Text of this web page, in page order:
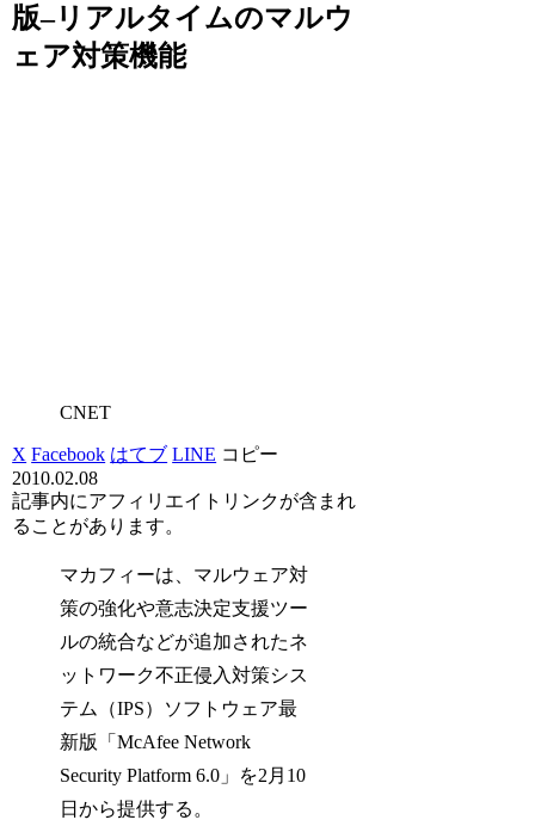
版–リアルタイムのマルウ
ェア対策機能
CNET
X Facebook はてブ LINE コピー
2010.02.08
記事内にアフィリエイトリンクが含まれ
ることがあります。
マカフィーは、マルウェア対
策の強化や意志決定支援ツー
ルの統合などが追加されたネ
ットワーク不正侵入対策シス
テム（IPS）ソフトウェア最
新版「McAfee Network
Security Platform 6.0」を2月10
日から提供する。